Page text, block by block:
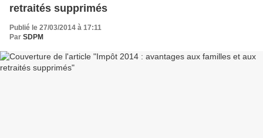
retraités supprimés
Publié le 27/03/2014 à 17:11
Par SDPM